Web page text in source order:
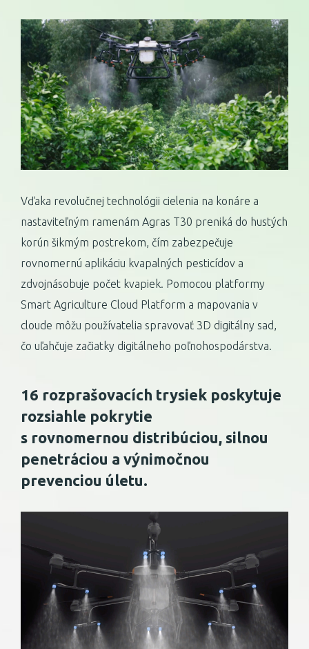
Vďaka revolučnej technológii cielenia na konáre a
nastaviteľným ramenám Agras T30 preniká do hustých
korún šikmým postrekom, čím zabezpečuje
rovnomernú aplikáciu kvapalných pesticídov a
zdvojnásobuje počet kvapiek. Pomocou platformy
Smart Agriculture Cloud Platform a mapovania v
cloude môžu používatelia spravovať 3D digitálny sad,
čo uľahčuje začiatky digitálneho poľnohospodárstva.
16 rozprašovacích trysiek poskytuje
rozsiahle pokrytie
s rovnomernou distribúciou, silnou
penetráciou a výnimočnou
prevenciou úletu.